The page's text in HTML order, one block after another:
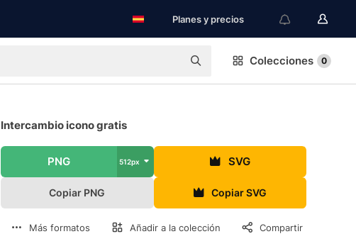
Planes y precios
Colecciones 0
Intercambio icono gratis
PNG 512px SVG
Copiar PNG Copiar SVG
Más formatos Añadir a la colección Compartir